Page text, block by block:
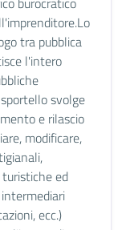
tra pubblica
l'intero
svolge
e rilascio
modificare,
ed
ecc.)